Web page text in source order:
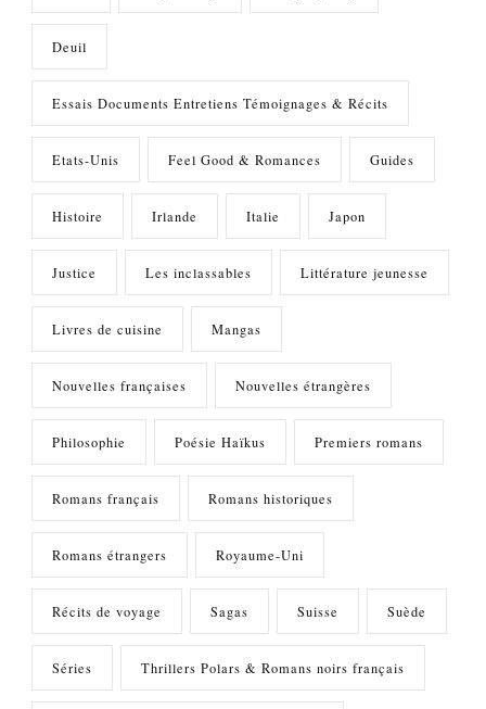
Deuil
Essais Documents Entretiens Témoignages & Récits
Etats-Unis Feel Good & Romances Guides
Histoire Irlande Italie Japon
Justice Les inclassables Littérature jeunesse
Livres de cuisine Mangas
Nouvelles françaises Nouvelles étrangères
Philosophie Poésie Haïkus Premiers romans
Romans français Romans historiques
Romans étrangers Royaume-Uni
Récits de voyage Sagas Suisse Suède
Séries Thrillers Polars & Romans noirs français